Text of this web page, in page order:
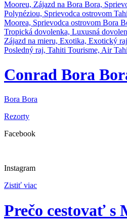
Conrad Bora
Bora Bora
Rezorty
Facebook
Instagram
Zistiť viac
Prečo cestovať s